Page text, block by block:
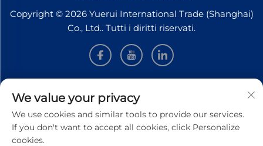
Copyright © 2026 Yuerui International Trade (Shanghai)
Co., Ltd.. Tutti i diritti riservati.
INFORMAZIONI
Iscriviti per ricevere la nostra newsletter settimanale
We value your privacy
We use cookies and similar tools to provide our services.
If you don't want to accept all cookies, click Personalize
cookies.